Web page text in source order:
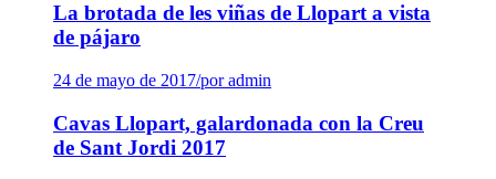
La brotada de les viñas de Llopart a vista
de pájaro
24 de mayo de 2017/por admin
Cavas Llopart, galardonada con la Creu
de Sant Jordi 2017